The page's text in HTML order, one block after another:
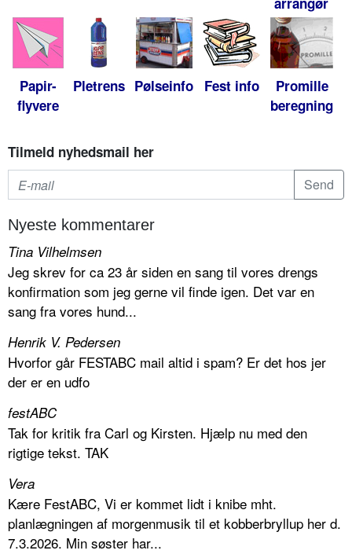
Papir-
flyvere
Pletrens Pølseinfo Fest info
Promille
beregning
Tilmeld nyhedsmail her
Nyeste kommentarer
Tina Vilhelmsen
Jeg skrev for ca 23 år siden en sang til vores drengs
konfirmation som jeg gerne vil finde igen. Det var en
sang fra vores hund...
Henrik V. Pedersen
Hvorfor går FESTABC mail altid i spam? Er det hos jer
der er en udfo
festABC
Tak for kritik fra Carl og Kirsten. Hjælp nu med den
rigtige tekst. TAK
Vera
Kære FestABC, Vi er kommet lidt i knibe mht.
planlægningen af morgenmusik til et kobberbryllup her d.
7.3.2026. Min søster har...